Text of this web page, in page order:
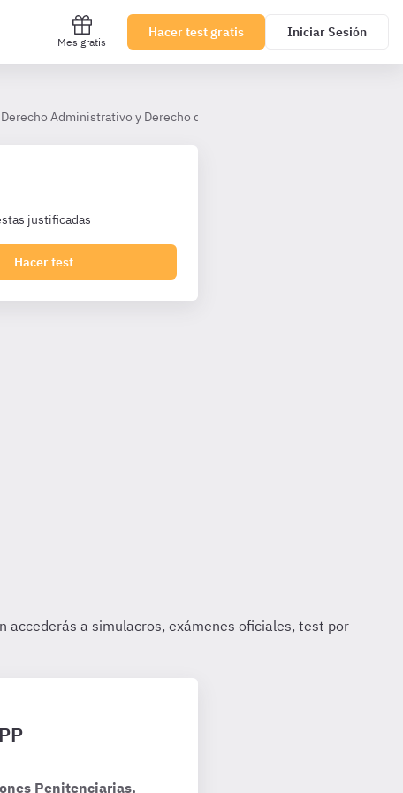
Mes gratis
Hacer test gratis Iniciar Sesión
Administrativo y Derecho del Trabajo
justificadas
Hacer test
Penitenciarias,